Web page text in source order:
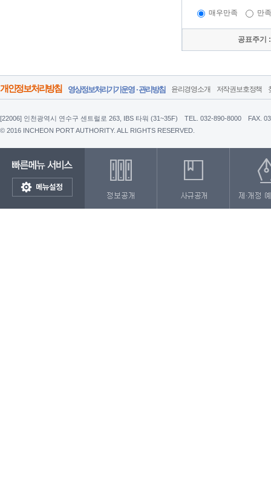
매우만족 만족
공표주기
개인정보처리방침 영상정보처리기기운영 · 관리방침 윤리경영소개 저작권보호정책
[22006] 인천광역시 연수구 센트럴로 263, IBS 타워 (31~35F) TEL. 032-890-8000
FAX.
© 2016 INCHEON PORT AUTHORITY. ALL RIGHTS RESERVED.